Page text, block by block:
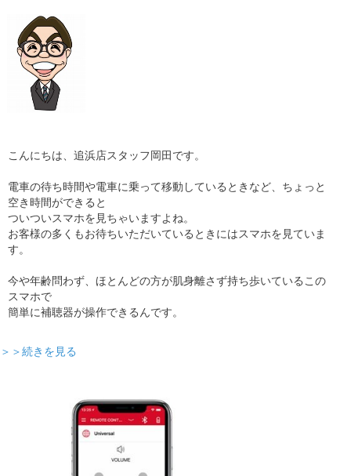
こんにちは、追浜店スタッフ岡田です。
電車の待ち時間や電車に乗って移動しているときなど、ちょっと
空き時間ができると
ついついスマホを見ちゃいますよね。
お客様の多くもお待ちいただいているときにはスマホを見ていま
す。
今や年齢問わず、ほとんどの方が肌身離さず持ち歩いているこの
スマホで
簡単に補聴器が操作できるんです。
＞＞続きを見る